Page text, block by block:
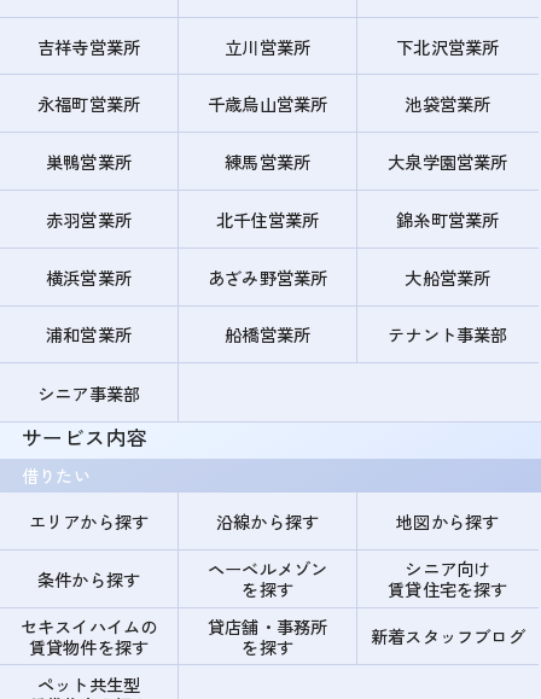
吉祥寺営業所 立川営業所 下北沢営業所
永福町営業所 千歳烏山営業所 池袋営業所
巣鴨営業所 練馬営業所 大泉学園営業所
赤羽営業所 北千住営業所 錦糸町営業所
横浜営業所 あざみ野営業所 大船営業所
浦和営業所 船橋営業所 テナント事業部
シニア事業部
サービス内容
借りたい
エリアから探す
沿線から探す 地図から探す
条件から探す
ヘーベルメゾン
を探す
シニア向け
賃貸住宅を探す
セキスイハイムの
賃貸物件を探す
貸店舗・事務所
を探す
新着スタッフブログ
ペット共生型